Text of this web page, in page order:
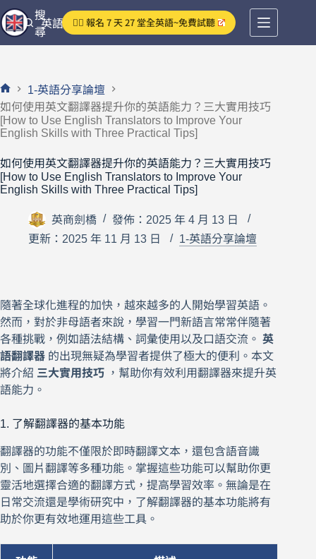
跳
至
主
容
英語分享論壇
搜
尋
👉🏻 報名 7 天 27 堂全英語~免費試聽
首
頁
1-英語分享論壇
如何使用英文翻譯器提升你的英語能力？三大實用技巧
[How to Use English Translators to Improve Your
English Skills with Three Practical Tips]
如何使用英文翻譯器提升你的英語能力？三大實用技巧
[How to Use English Translators to Improve Your
English Skills with Three Practical Tips]
英商劍橋
發佈：2025 年 4 月 13 日
更新：2025 年 11 月 13 日
1-英語分享論壇
隨著全球化進程的加快，越來越多的人開始學習英語。
然而，對於非母語者來說，學習一門新語言常常伴隨著
各種挑戰，例如語法結構、詞彙使用以及口語交流。 英
語翻譯器 的出現無疑為學習者提供了極大的便利。本文
將介紹 三大實用技巧 ，幫助你有效利用翻譯器來提升英
語能力。
1. 了解翻譯器的基本功能
翻譯器的功能不僅限於即時翻譯文本，還包含語音識
別、圖片翻譯等多種功能。掌握這些功能可以幫助你更
靈活地選擇合適的翻譯方式，提高學習效率。無論是在
日常交流還是學術研究中，了解翻譯器的基本功能將有
助於你更有效地運用這些工具。